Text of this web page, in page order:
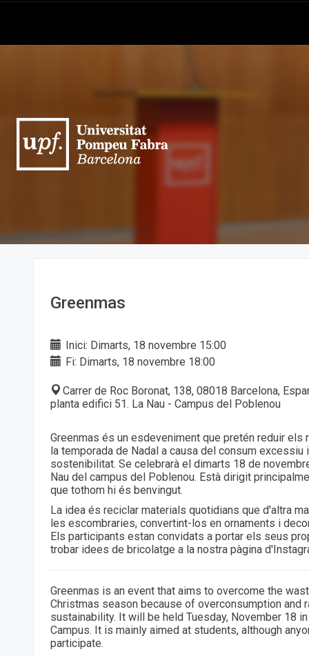
Greenmas
Inici: Dimarts, 18 novembre 15:00
Fi: Dimarts, 18 novembre 18:00
Carrer de Roc Boronat, 138, 08018 Barcelona,
planta edifici 51. La Nau - Campus del Poblenou
Greenmas és un esdeveniment que pretén reduir
la temporada de Nadal a causa del consum
sostenibilitat. Se celebrarà el dimarts 18 de
Nau del campus del Poblenou. Està dirigit
que tothom hi és benvingut.
La idea és reciclar materials quotidians que d'altra
les escombraries, convertint-los en ornaments i
Els participants estan convidats a portar els seus
trobar idees de bricolatge a la nostra pàgina
Greenmas is an event that aims to overcome the
Christmas season because of overconsumption and
sustainability. It will be held Tuesday, November 18
Campus. It is mainly aimed at students, although
participate.